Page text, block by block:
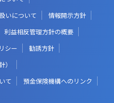
いについて
情報開示方針
利益相反管理方針の概要
シー
勧誘方針
て
預金保険機構へのリンク